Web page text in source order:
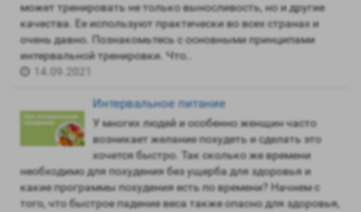
может тренировать не только выносливость, но и другие
качества. Ее используют практически во всех странах и
очень давно. Познакомьтесь с основными принципами
интервальной тренировки. Что..
14.09.2021
Интервальное питание
У многих людей и особенно женщин часто
возникает желание похудеть и сделать это
хочется быстро. Так сколько же времени
необходимо для похудения без ущерба для здоровья и
какие программы похудения есть по времени? Начнем с
того, что быстрое падение веса также опасно для здоровья,